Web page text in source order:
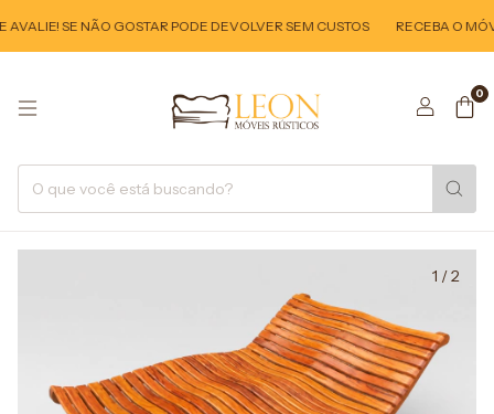
SE NÃO GOSTAR PODE DEVOLVER SEM CUSTOS RECEBA O
0
1 /2